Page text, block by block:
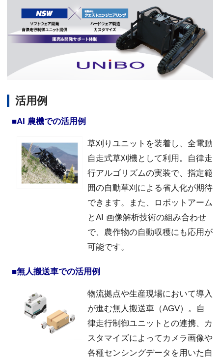
活用例
■AI 農機での活用例
草刈りユニットを装着し、全電動
自走式草刈機として利用。自律走
行アルゴリズムの実装で、指定範
囲の自動草刈による省人化が期待
できます。また、ロボットアーム
とAI 画像解析技術の組み合わせ
で、農作物の自動収穫にも応用が
可能です。
■無人搬送車での活用例
物流拠点や生産現場において導入
が進む無人搬送車（AGV）。自
律走行制御ユニットとの連携、カ
スタマイズによってカメラ画像や
各種センシングデータを用いた自